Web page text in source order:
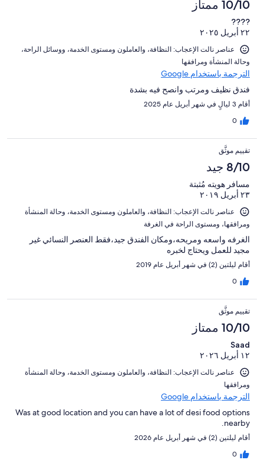
تقييمات
النزلاء
82
من
تقييمات
النزلاء
10/10 ممتاز
????
٢٢ أبريل ٢٠٢٥
عناصر نالت الإعجاب: ⁦النظافة⁩، و⁦العاملون ومستوى الخدمة⁩، و⁦وسائل الراحة⁩،
و⁦حالة المنشأة ومرافقها⁩
الترجمة باستخدام Google
فندق نظيف ومرتب وانصح فيه بشدة
أقام 3 ليالٍ في شهر أبريل عام 2025
0
تقييم موثَّق
8/10 جيد
مسافر هويته مُثبتة
٢٣ أبريل ٢٠١٩
عناصر نالت الإعجاب: ⁦النظافة⁩، و⁦العاملون ومستوى الخدمة⁩، و⁦حالة المنشأة
ومرافقها⁩، و⁦مستوى الراحة في الغرفة⁩
الغرفه واسعه ومريحه،ومكان الفندق جيد،فقط العنصر النسائي غير
مجيد للعمل ويحتاج لخبره
أقام ليلتين (2) في شهر أبريل عام 2019
0
تقييم موثَّق
10/10 ممتاز
Saad
١٢ أبريل ٢٠٢٦
عناصر نالت الإعجاب: ⁦النظافة⁩، و⁦العاملون ومستوى الخدمة⁩، و⁦حالة المنشأة
ومرافقها⁩
الترجمة باستخدام Google
Was at good location and you can have a lot of desi food options
nearby.
أقام ليلتين (2) في شهر أبريل عام 2026
0